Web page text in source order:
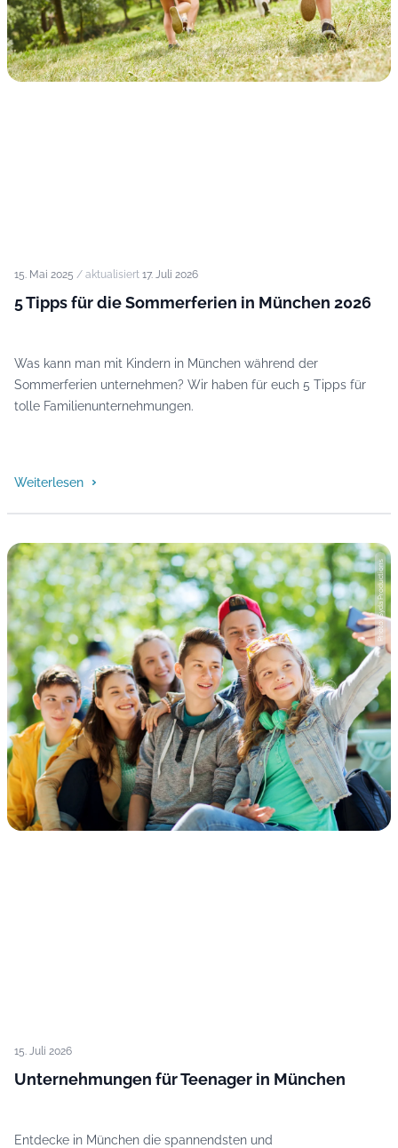
15. Mai 2025 / aktualisiert 17. Juli 2026
5 Tipps für die Sommerferien in München 2026
Was kann man mit Kindern in München während der
Sommerferien unternehmen? Wir haben für euch 5 Tipps für
tolle Familienunternehmungen.
Weiterlesen
Photo: Syda Productions
15. Juli 2026
Unternehmungen für Teenager in München
Entdecke in München die spannendsten und